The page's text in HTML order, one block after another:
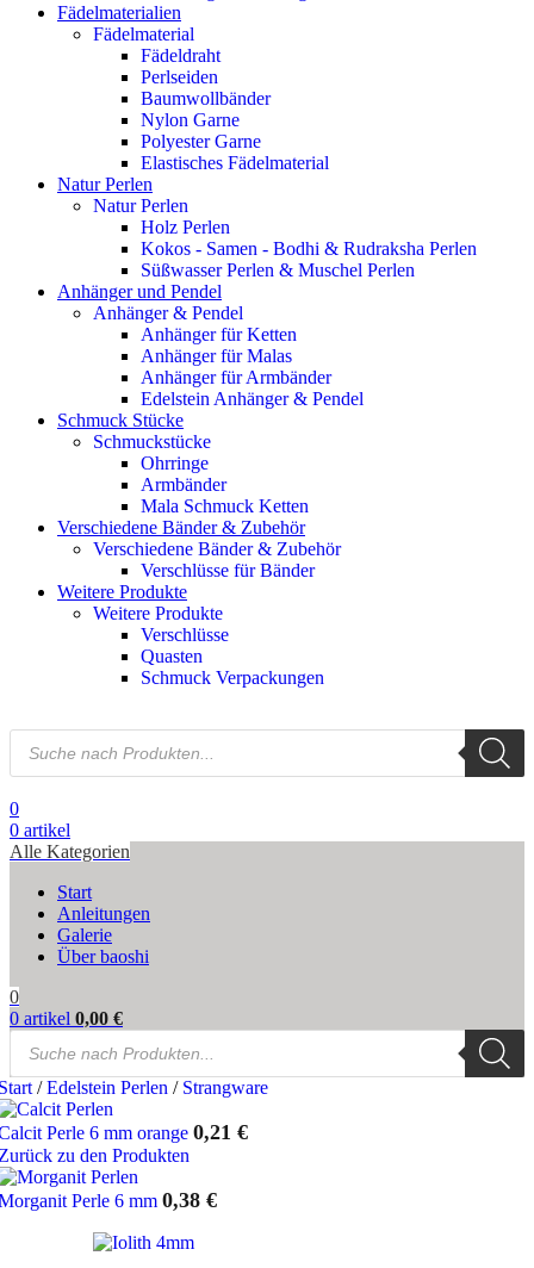
Fädelmaterialien
Fädelmaterial
Fädeldraht
Perlseiden
Baumwollbänder
Nylon Garne
Polyester Garne
Elastisches Fädelmaterial
Natur Perlen
Natur Perlen
Holz Perlen
Kokos - Samen - Bodhi & Rudraksha Perlen
Süßwasser Perlen & Muschel Perlen
Anhänger und Pendel
Anhänger & Pendel
Anhänger für Ketten
Anhänger für Malas
Anhänger für Armbänder
Edelstein Anhänger & Pendel
Schmuck Stücke
Schmuckstücke
Ohrringe
Armbänder
Mala Schmuck Ketten
Verschiedene Bänder & Zubehör
Verschiedene Bänder & Zubehör
Verschlüsse für Bänder
Weitere Produkte
Weitere Produkte
Verschlüsse
Quasten
Schmuck Verpackungen
Products
search
0
0 artikel
Alle Kategorien
Start
Anleitungen
Galerie
Über baoshi
0
0 artikel 0,00 €
Products
search
/ Edelstein Perlen / Strangware
Perle 6 mm orange 0,21 €
zu den Produkten
Perle 6 mm 0,38 €